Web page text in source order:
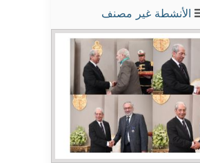
الأنشطة غير مصنف